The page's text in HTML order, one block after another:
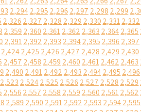
2,2942,295 2,296 2,297 2,298 2,299
2,326 2,327 2,328 2,329 2,330 2,3312,332
2,359 2,360 2,3612,362 2,363 2,3642,365
2,3912,392 2,393 2,3942,395 2,396 2,397
2,4242,425 2,426 2,427 2,428 2,429 2,430
2,457 2,458 2,459 2,460 2,4612,462 2,463
2,490 2,4912,492 2,493 2,4942,495 2,496
2,523 2,5242,525 2,526 2,527 2,528 2,529
2,556 2,557 2,558 2,559 2,560 2,5612,562
2,589 2,590 2,5912,592 2,593 2,5942,595